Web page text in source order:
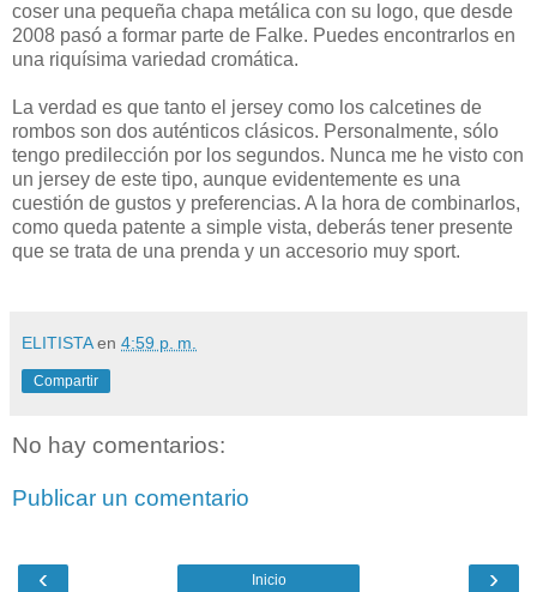
coser una pequeña chapa metálica con su logo, que desde
2008 pasó a formar parte de Falke. Puedes encontrarlos en
una riquísima variedad cromática.
La verdad es que tanto el jersey como los calcetines de
rombos son dos auténticos clásicos. Personalmente, sólo
tengo predilección por los segundos. Nunca me he visto con
un jersey de este tipo, aunque evidentemente es una
cuestión de gustos y preferencias. A la hora de combinarlos,
como queda patente a simple vista, deberás tener presente
que se trata de una prenda y un accesorio muy sport.
ELITISTA en 4:59 p. m.
Compartir
No hay comentarios:
Publicar un comentario
‹ ›
Inicio